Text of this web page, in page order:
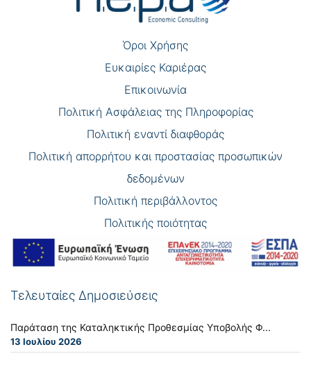
Όροι Χρήσης
Eυκαιρίες Καριέρας
Επικοινωνία
Πολιτική Ασφάλειας της Πληροφορίας
Πολιτική εναντί διαφθοράς
Πολιτική απορρήτου και προστασίας προσωπικών
δεδομένων
Πολιτική περιβάλλοντος
Πολιτικής ποιότητας
Τελευταίες Δημοσιεύσεις
Παράταση της Καταληκτικής Προθεσμίας Υποβολής Φ...
13 Ιουλίου 2026